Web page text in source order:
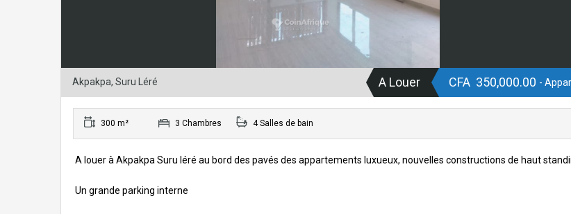
Akpakpa, Suru Léré A Louer CFA 350,000.00 -
300 m² 3 Chambres 4 Salles de bain
A louer à Akpakpa Suru léré au bord des pavés des appartements luxueux, nouvelles constructions de haut
Un grande parking interne